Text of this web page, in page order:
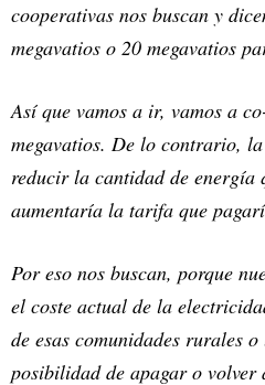
cooperativas nos buscan y
megavatios o 20 megavatios
Así que vamos a ir, vamos a
megavatios. De lo contrario,
reducir la cantidad de energía
aumentaría la tarifa que
Por eso nos buscan, porque
el coste actual de la
de esas comunidades rurales
posibilidad de apagar o